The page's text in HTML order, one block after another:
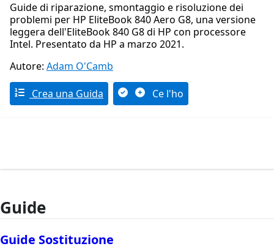
Guide di riparazione, smontaggio e risoluzione dei
problemi per HP EliteBook 840 Aero G8, una versione
leggera dell'EliteBook 840 G8 di HP con processore
Intel. Presentato da HP a marzo 2021.
Autore: Adam O'Camb
Crea una Guida Ce l'ho
Guide
Guide Sostituzione